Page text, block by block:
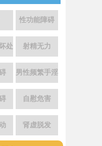
性功能障碍
处 射精无力
男性频繁手淫
自慰危害
肾虚脱发